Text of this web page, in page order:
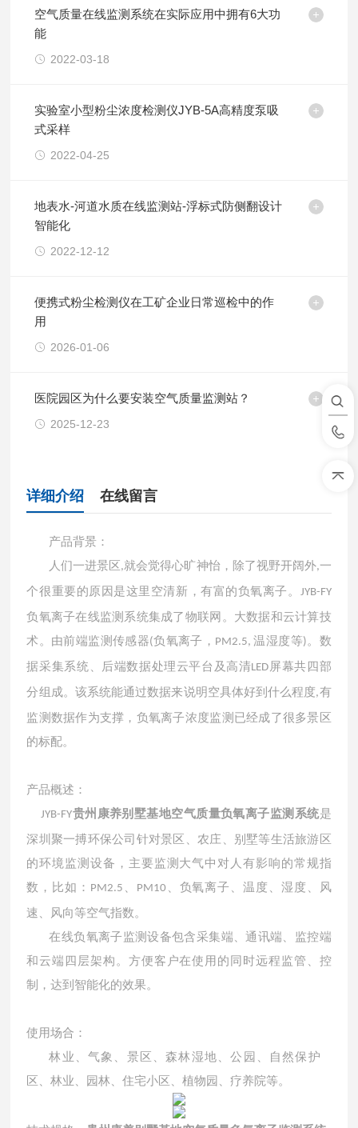
空气质量在线监测系统在实际应用中拥有6大功
能
2022-03-18
实验室小型粉尘浓度检测仪JYB-5A高精度泵吸
式采样
2022-04-25
地表水-河道水质在线监测站-浮标式防侧翻设计
智能化
2022-12-12
便携式粉尘检测仪在工矿企业日常巡检中的作
用
2026-01-06
医院园区为什么要安装空气质量监测站？
2025-12-23
详细介绍 在线留言
产品背景：
人们一进景区 ,就会觉得心旷神怡，除了视野开阔外,一
个很重要的原因是这里空清新，有富的负氧离子。 JYB-FY
负氧离子在线监测系统集成了物联网。大数据和云计算技
术。由前端监测传感器(负氧离子， PM2.5,温湿度等) 。数
据采集系统、后端数据处理云平台及高清LED 屏幕共四部
分组成。该系统能通过数据来说明空具体好到什么程度,有
监测数据作为支撑，负氧离子浓度监测已经成了很多景区
的标配。
产品概述：
JYB-FY贵州康养别墅基地空气质量负氧离子监测系统是
深圳聚一搏环保公司针对景区、农庄、别墅等生活旅游区
的环境监测设备，主要监测大气中对人有影响的常规指
数，比如： PM2.5 PM10 、负氧离子、温度、湿度、风
速、风向等空气指数。
在线负氧离子监测设备包含采集端、通讯端、监控端
和云端四层架构。方便客户在使用的同时远程监管、控
制，达到智能化的效果。
使用场合：
林业、气象、景区、森林湿地、公园、自然保护
区、林业、园林、住宅小区、植物园、疗养院等。